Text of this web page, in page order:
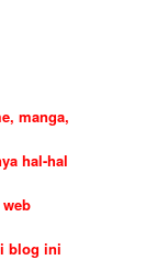
manga,
hal-hal
blog ini